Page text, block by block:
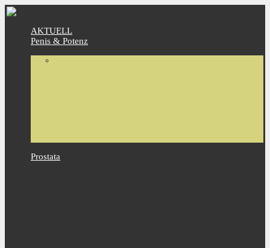
AKTUELL
Penis & Potenz
Prostata